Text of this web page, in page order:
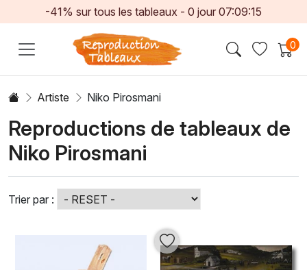
-41% sur tous les tableaux - 0 jour 07:09:14
0
Artiste Niko Pirosmani
Reproductions de tableaux de
Niko Pirosmani
Trier par :